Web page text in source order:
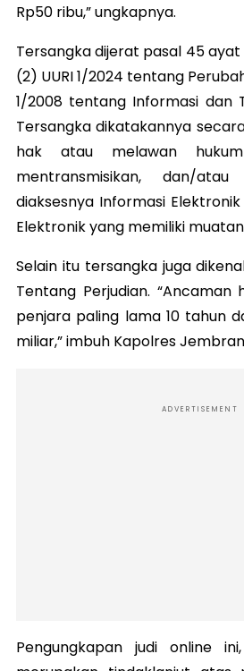
Rp50 ribu,” ungkapnya.
Tersangka dijerat pasal 45
(2) UURI 1/2024 tentang
1/2008 tentang Informasi dan
Tersangka dikatakannya
hak atau melawan hukum
mentransmisikan, dan/
diaksesnya Informasi
Elektronik yang memiliki
Selain itu tersangka juga
Tentang Perjudian. “Ancaman
penjara paling lama 10 tahun
miliar,” imbuh Kapolres
ADVERTISEMENT
Pengungkapan judi online